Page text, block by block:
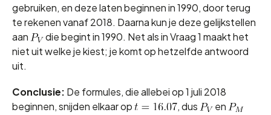
gebruiken, en deze laten beginnen in 1990, door terug
te rekenen vanaf 2018. Daarna kun je deze gelijkstellen
aan
die begint in 1990. Net als in Vraag 1 maakt het
niet uit welke je kiest; je komt op hetzelfde antwoord
uit.
Conclusie: De formules, die allebei op 1 juli 2018
beginnen, snijden elkaar op
, dus
en